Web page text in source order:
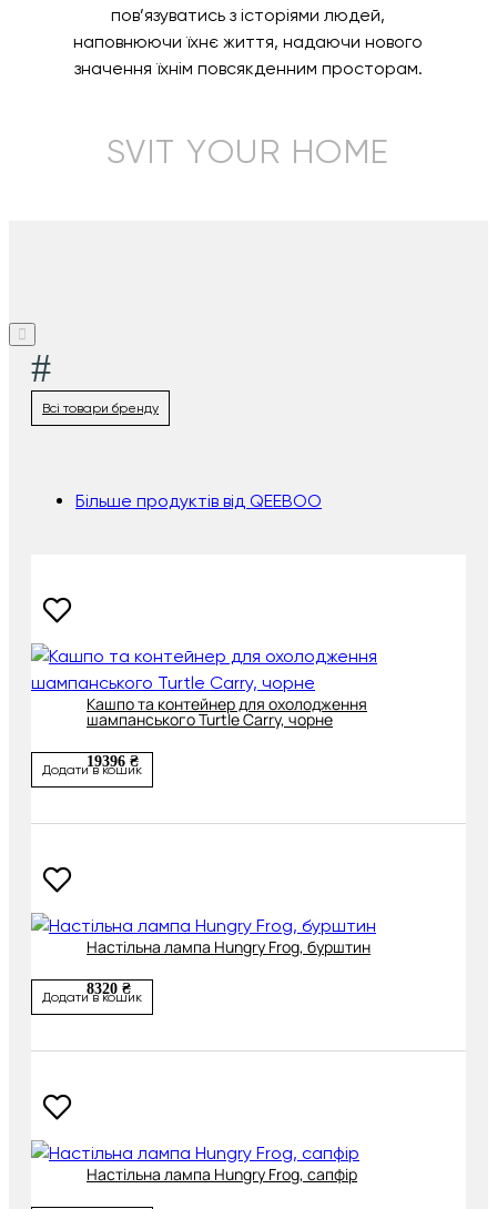
пов’язуватись з історіями людей,
наповнюючи їхнє життя, надаючи нового
значення їхнім повсякденним просторам.
SVIT YOUR HOME
#
Всі товари бренду
Більше продуктів від QEEBOO
Кашпо та контейнер для охолодження
шампанського Turtle Carry, чорне
19396 ₴
Додати в кошик
Настільна лампа Hungry Frog, бурштин
8320 ₴
Додати в кошик
Настільна лампа Hungry Frog, сапфір